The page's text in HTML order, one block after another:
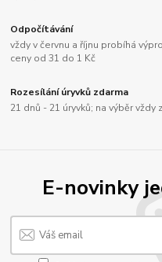
Odpočítávání
vždy v červnu a říjnu probíhá
ceny od 31 do 1 Kč
Rozesílání úryvků zdarma
21 dnů - 21 úryvků; na výběr
E-novinky